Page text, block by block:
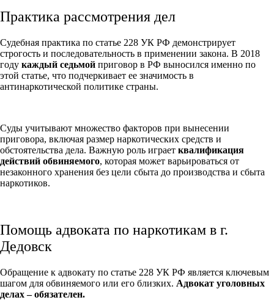
Практика рассмотрения дел
Судебная практика по статье 228 УК РФ демонстрирует
строгость и последовательность в применении закона. В 2018
году каждый седьмой приговор в РФ выносился именно по
этой статье, что подчеркивает ее значимость в
антинаркотической политике страны.
Суды учитывают множество факторов при вынесении
приговора, включая размер наркотических средств и
обстоятельства дела. Важную роль играет квалификация
действий обвиняемого, которая может варьироваться от
незаконного хранения без цели сбыта до производства и сбыта
наркотиков.
Помощь адвоката по наркотикам в г.
Дедовск
Обращение к адвокату по статье 228 УК РФ является ключевым
шагом для обвиняемого или его близких. Адвокат уголовных
делах – обязателен.